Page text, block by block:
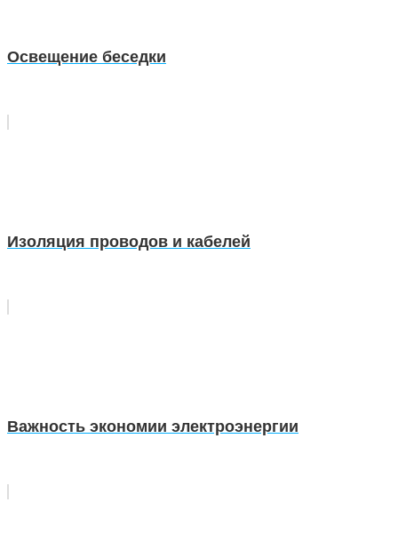
Освещение беседки
Изоляция проводов и кабелей
Важность экономии электроэнергии